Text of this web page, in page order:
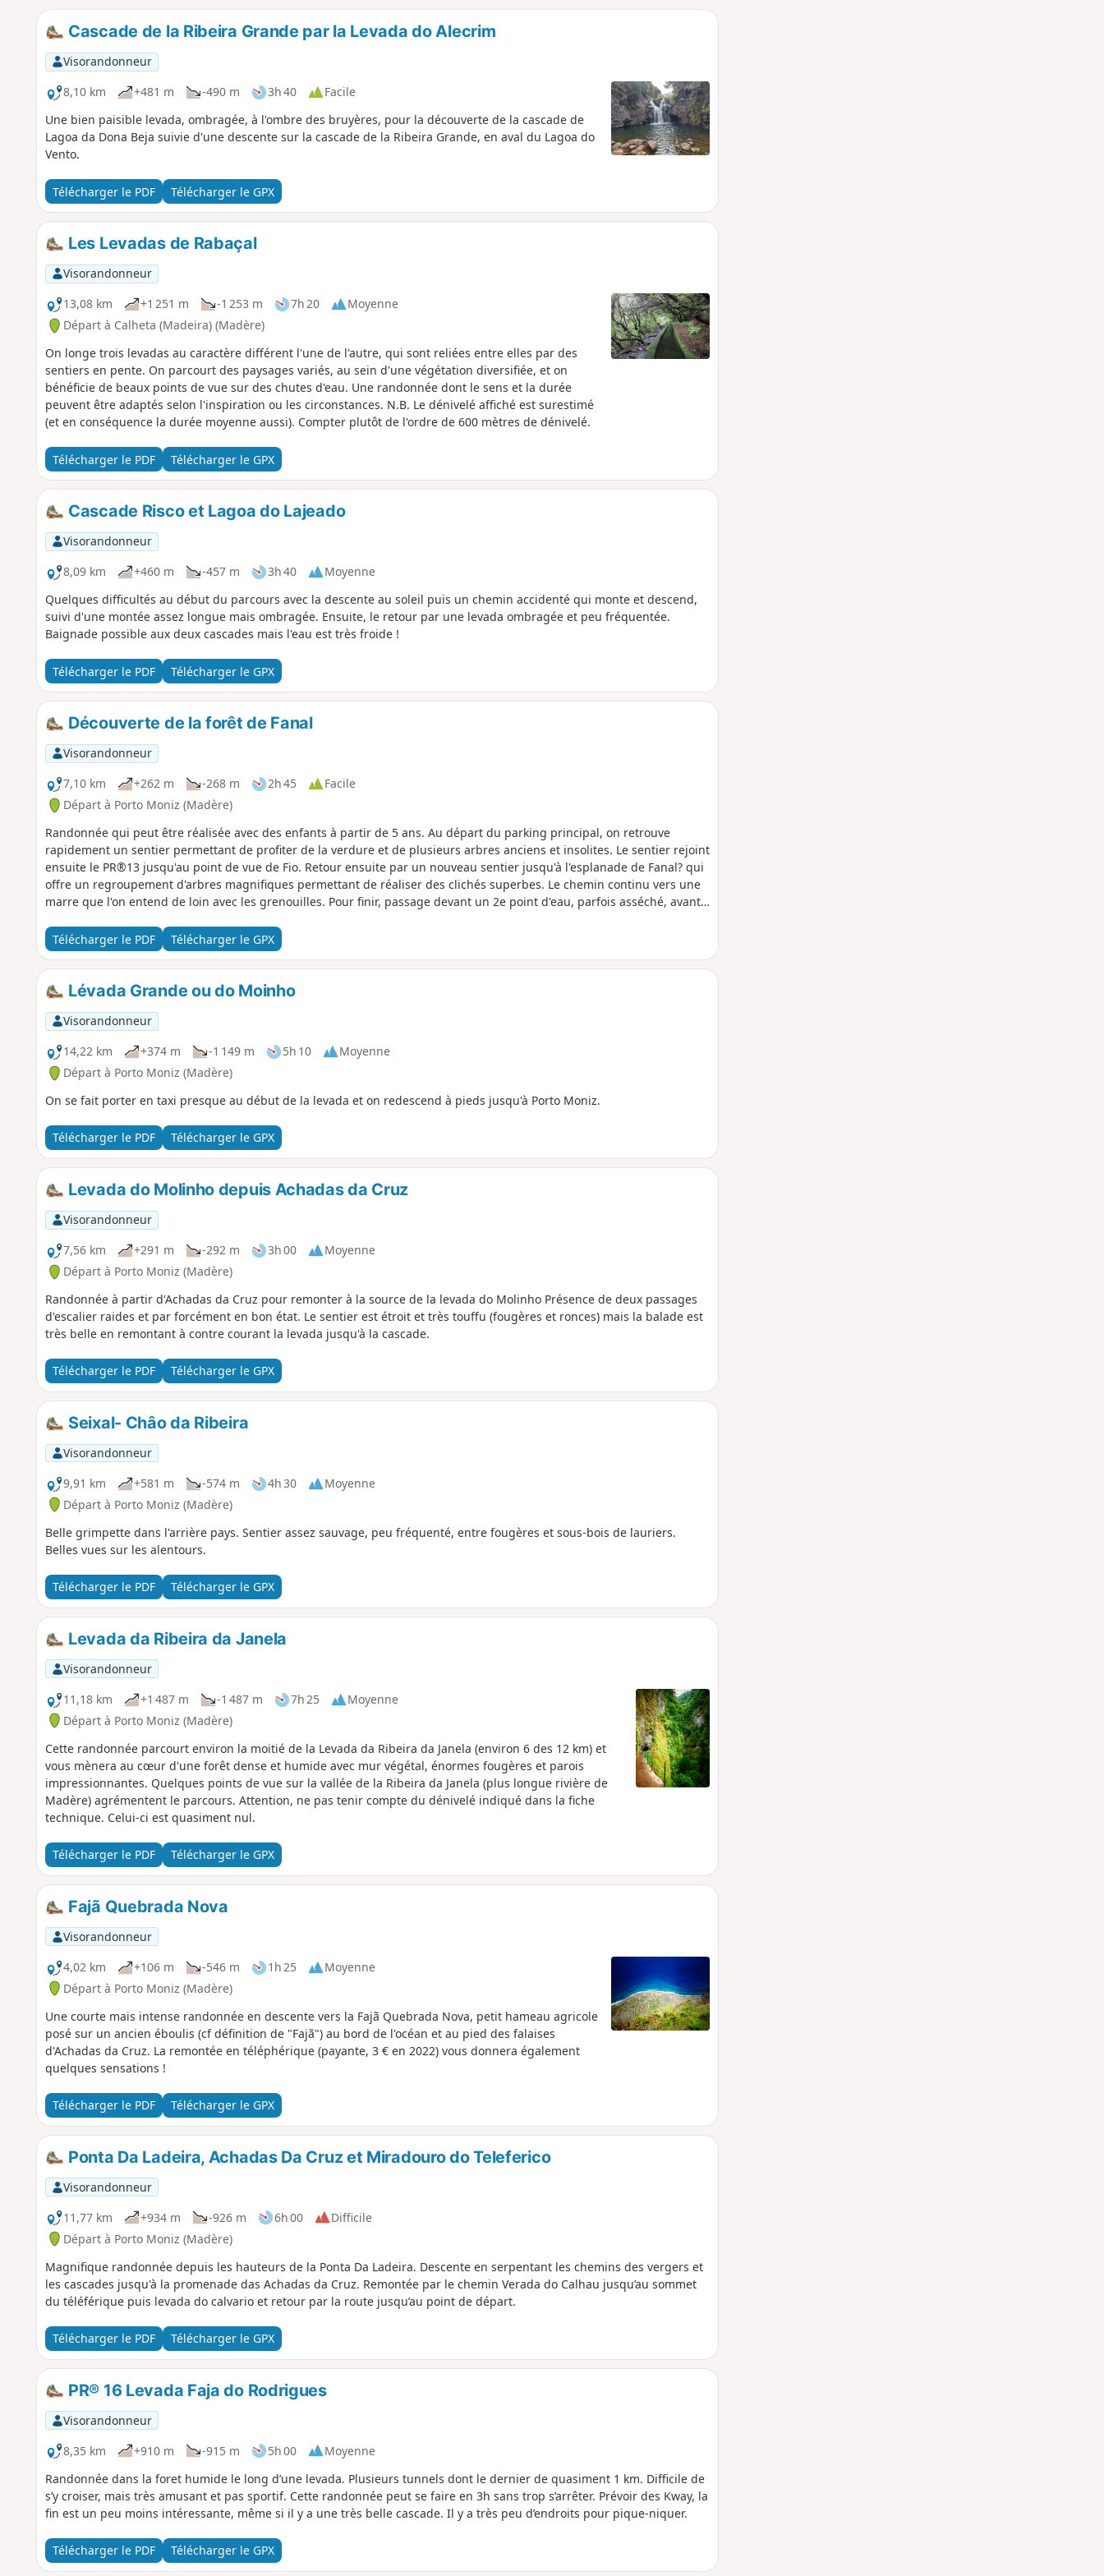
Cascade de la Ribeira Grande par la Levada do Alecrim
Visorandonneur
8,10 km
+481 m -490 m 3h 40
Facile
Une bien paisible levada, ombragée, à l'ombre des bruyères, pour la découverte de la cascade de
Lagoa da Dona Beja suivie d'une descente sur la cascade de la Ribeira Grande, en aval du Lagoa do
Vento.
Télécharger le PDF Télécharger le GPX
Les Levadas de Rabaçal
Visorandonneur
13,08 km
+1 251 m -1 253 m 7h 20
Moyenne
Départ à Calheta (Madeira) (Madère)
On longe trois levadas au caractère différent l'une de l'autre, qui sont reliées entre elles par des
sentiers en pente. On parcourt des paysages variés, au sein d'une végétation diversifiée, et on
bénéficie de beaux points de vue sur des chutes d'eau. Une randonnée dont le sens et la durée
peuvent être adaptés selon l'inspiration ou les circonstances. N.B. Le dénivelé affiché est surestimé
(et en conséquence la durée moyenne aussi). Compter plutôt de l'ordre de 600 mètres de dénivelé.
Télécharger le PDF Télécharger le GPX
Cascade Risco et Lagoa do Lajeado
Visorandonneur
8,09 km
+460 m -457 m 3h 40
Moyenne
Quelques difficultés au début du parcours avec la descente au soleil puis un chemin accidenté qui monte et descend,
suivi d'une montée assez longue mais ombragée. Ensuite, le retour par une levada ombragée et peu fréquentée.
Baignade possible aux deux cascades mais l'eau est très froide !
Télécharger le PDF Télécharger le GPX
Découverte de la forêt de Fanal
Visorandonneur
7,10 km
+262 m -268 m 2h 45
Facile
Départ à Porto Moniz (Madère)
Randonnée qui peut être réalisée avec des enfants à partir de 5 ans. Au départ du parking principal, on retrouve
rapidement un sentier permettant de profiter de la verdure et de plusieurs arbres anciens et insolites. Le sentier rejoint
ensuite le PR®13 jusqu'au point de vue de Fio. Retour ensuite par un nouveau sentier jusqu'à l'esplanade de Fanal? qui
offre un regroupement d'arbres magnifiques permettant de réaliser des clichés superbes. Le chemin continu vers une
marre que l'on entend de loin avec les grenouilles. Pour finir, passage devant un 2e point d'eau, parfois asséché, avant
reste raisonnable.
Télécharger le PDF Télécharger le GPX
Lévada Grande ou do Moinho
Visorandonneur
14,22 km
+374 m -1 149 m 5h 10
Moyenne
Départ à Porto Moniz (Madère)
On se fait porter en taxi presque au début de la levada et on redescend à pieds jusqu'à Porto Moniz.
Télécharger le PDF Télécharger le GPX
Levada do Molinho depuis Achadas da Cruz
Visorandonneur
7,56 km
+291 m -292 m 3h 00
Moyenne
Départ à Porto Moniz (Madère)
Randonnée à partir d'Achadas da Cruz pour remonter à la source de la levada do Molinho Présence de deux passages
d'escalier raides et par forcément en bon état. Le sentier est étroit et très touffu (fougères et ronces) mais la balade est
très belle en remontant à contre courant la levada jusqu'à la cascade.
Télécharger le PDF Télécharger le GPX
Seixal- Châo da Ribeira
Visorandonneur
9,91 km
+581 m -574 m 4h 30
Moyenne
Départ à Porto Moniz (Madère)
Belle grimpette dans l'arrière pays. Sentier assez sauvage, peu fréquenté, entre fougères et sous-bois de lauriers.
Belles vues sur les alentours.
Télécharger le PDF Télécharger le GPX
Levada da Ribeira da Janela
Visorandonneur
11,18 km
+1 487 m -1 487 m 7h 25
Moyenne
Départ à Porto Moniz (Madère)
Cette randonnée parcourt environ la moitié de la Levada da Ribeira da Janela (environ 6 des 12 km) et
vous mènera au cœur d'une forêt dense et humide avec mur végétal, énormes fougères et parois
impressionnantes. Quelques points de vue sur la vallée de la Ribeira da Janela (plus longue rivière de
Madère) agrémentent le parcours. Attention, ne pas tenir compte du dénivelé indiqué dans la fiche
technique. Celui-ci est quasiment nul.
Télécharger le PDF Télécharger le GPX
Fajã Quebrada Nova
Visorandonneur
4,02 km
+106 m -546 m 1h 25
Moyenne
Départ à Porto Moniz (Madère)
Une courte mais intense randonnée en descente vers la Fajã Quebrada Nova, petit hameau agricole
posé sur un ancien éboulis (cf définition de "Fajã") au bord de l'océan et au pied des falaises
d'Achadas da Cruz. La remontée en téléphérique (payante, 3 € en 2022) vous donnera également
quelques sensations !
Télécharger le PDF Télécharger le GPX
Ponta Da Ladeira, Achadas Da Cruz et Miradouro do Teleferico
Visorandonneur
11,77 km
+934 m -926 m 6h 00
Difficile
Départ à Porto Moniz (Madère)
Magnifique randonnée depuis les hauteurs de la Ponta Da Ladeira. Descente en serpentant les chemins des vergers et
les cascades jusqu'à la promenade das Achadas da Cruz. Remontée par le chemin Verada do Calhau jusqu’au sommet
du téléférique puis levada do calvario et retour par la route jusqu’au point de départ.
Télécharger le PDF Télécharger le GPX
PR® 16 Levada Faja do Rodrigues
Visorandonneur
8,35 km
+910 m -915 m 5h 00
Moyenne
Randonnée dans la foret humide le long d’une levada. Plusieurs tunnels dont le dernier de quasiment 1 km. Difficile de
s’y croiser, mais très amusant et pas sportif. Cette randonnée peut se faire en 3h sans trop s’arrêter. Prévoir des Kway, la
fin est un peu moins intéressante, même si il y a une très belle cascade. Il y a très peu d’endroits pour pique-niquer.
Télécharger le PDF Télécharger le GPX